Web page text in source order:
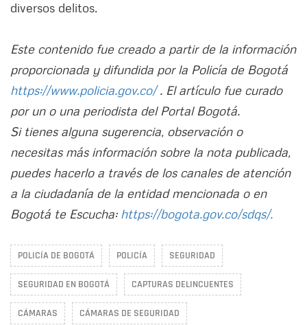
diversos delitos.
Este contenido fue creado a partir de la información
proporcionada y difundida por la Policía de Bogotá
https://www.policia.gov.co/. El artículo fue curado
por un o una periodista del Portal Bogotá.
Si tienes alguna sugerencia, observación o
necesitas más información sobre la nota publicada,
puedes hacerlo a través de los canales de atención
a la ciudadanía de la entidad mencionada o en
Bogotá te Escucha: https://bogota.gov.co/sdqs/.
POLICÍA DE BOGOTÁ POLICÍA SEGURIDAD
SEGURIDAD EN BOGOTÁ CAPTURAS DELINCUENTES
CÁMARAS CÁMARAS DE SEGURIDAD